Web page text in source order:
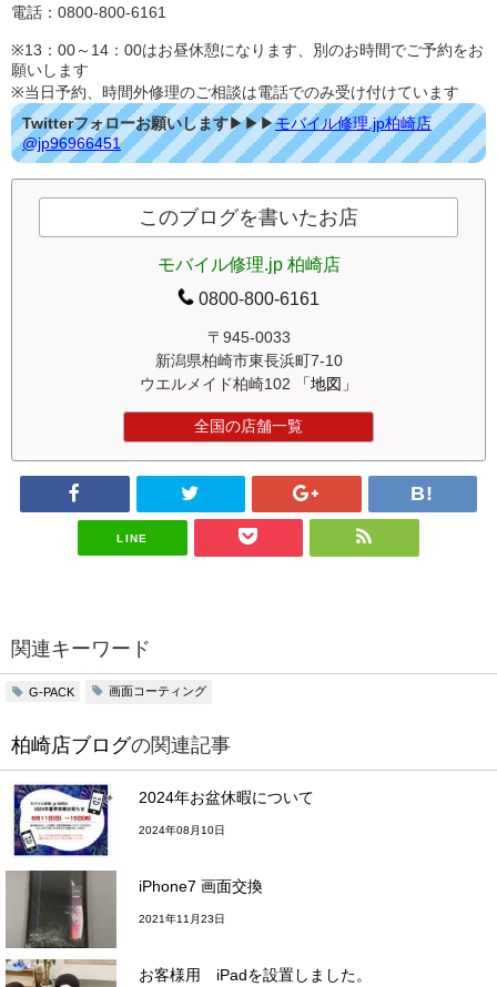
電話：0800-800-6161
※13：00～14：00はお昼休憩になります、別のお時間でご予約をお
願いします
※当日予約、時間外修理のご相談は電話でのみ受け付けています
Twitterフォローお願いします▶▶▶モバイル修理.jp柏崎店
@jp96966451
このブログを書いたお店
モバイル修理.jp 柏崎店
0800-800-6161
〒945-0033
新潟県柏崎市東長浜町7-10
ウエルメイド柏崎102
「地図」
全国の店舗一覧
LINE
関連キーワード
G-PACK 画面コーティング
柏崎店ブログの関連記事
2024年お盆休暇について
2024年08月10日
iPhone7 画面交換
2021年11月23日
お客様用 iPadを設置しました。